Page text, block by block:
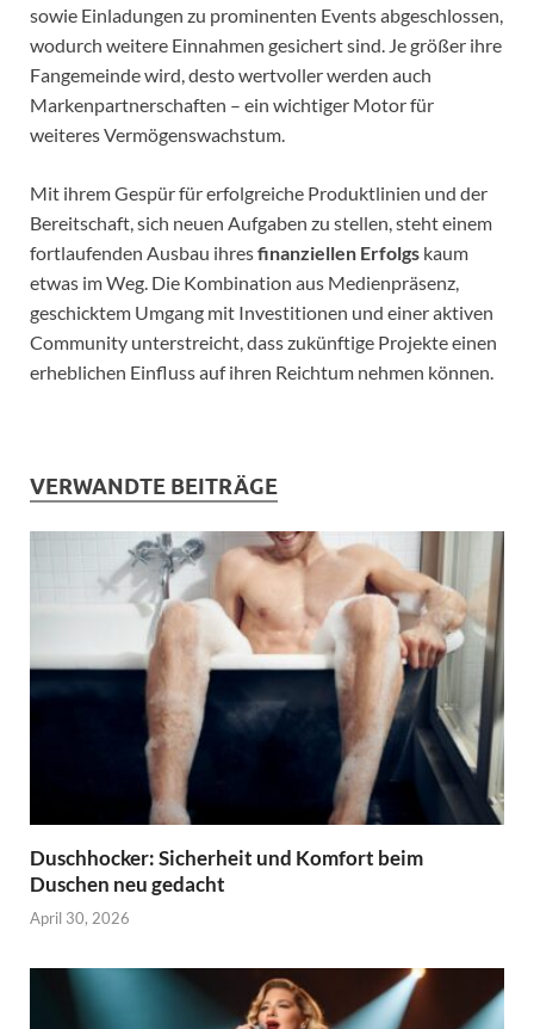
sowie Einladungen zu prominenten Events abgeschlossen,
wodurch weitere Einnahmen gesichert sind. Je größer ihre
Fangemeinde wird, desto wertvoller werden auch
Markenpartnerschaften – ein wichtiger Motor für
weiteres Vermögenswachstum.
Mit ihrem Gespür für erfolgreiche Produktlinien und der
Bereitschaft, sich neuen Aufgaben zu stellen, steht einem
fortlaufenden Ausbau ihresfinanziellen Erfolgs kaum
etwas im Weg. Die Kombination aus Medienpräsenz,
geschicktem Umgang mit Investitionen und einer aktiven
Community unterstreicht, dass zukünftige Projekte einen
erheblichen Einfluss auf ihren Reichtum nehmen können.
VERWANDTE BEITRÄGE
Duschhocker: Sicherheit und Komfort beim
Duschen neu gedacht
April 30, 2026